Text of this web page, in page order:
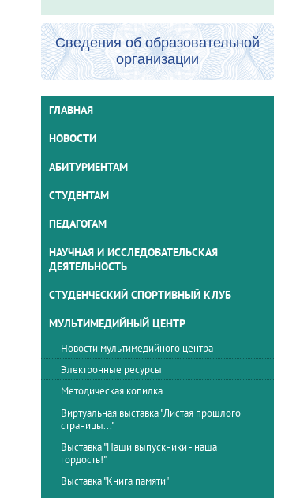
Сведения об образовательной
организации
ГЛАВНАЯ
НОВОСТИ
АБИТУРИЕНТАМ
СТУДЕНТАМ
ПЕДАГОГАМ
НАУЧНАЯ И ИССЛЕДОВАТЕЛЬСКАЯ
ДЕЯТЕЛЬНОСТЬ
СТУДЕНЧЕСКИЙ СПОРТИВНЫЙ КЛУБ
МУЛЬТИМЕДИЙНЫЙ ЦЕНТР
Новости мультимедийного центра
Электронные ресурсы
Методическая копилка
Виртуальная выставка "Листая прошлого
страницы..."
Выставка "Наши выпускники - наша
гордость!"
Выставка "Книга памяти"